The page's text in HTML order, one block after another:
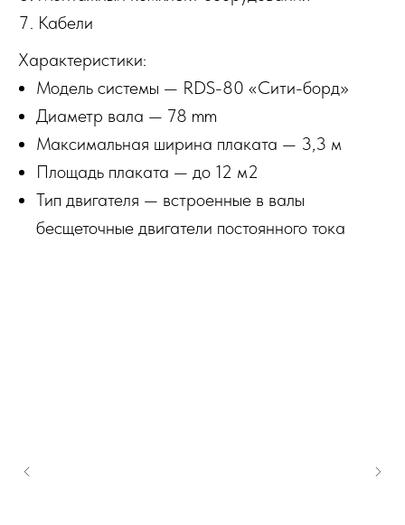
Кабели
Характеристики:
Модель системы — RDS-80 «Сити-борд»
Диаметр вала — 78 mm
Максимальная ширина плаката — 3,3 м
Площадь плаката — до 12 м2
Тип двигателя — встроенные в валы
бесщеточные двигатели постоянного тока